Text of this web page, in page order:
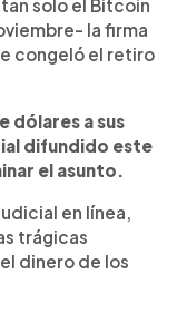
solo el Bitcoin
la firma
congeló el retiro
dólares a sus
difundido este
el asunto.
en línea,
trágicas
dinero de los